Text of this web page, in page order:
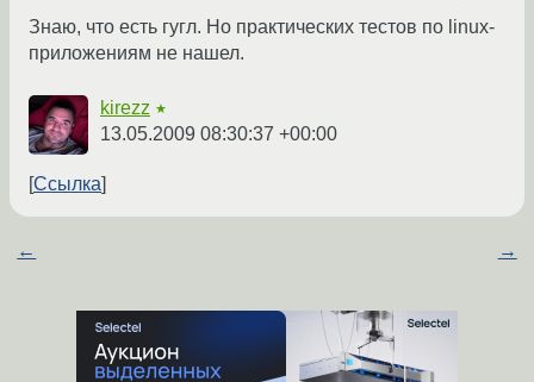
Знаю, что есть гугл. Но практических тестов по linux-
приложениям не нашел.
kirezz ★
13.05.2009 08:30:37 +00:00
Ссылка
← →